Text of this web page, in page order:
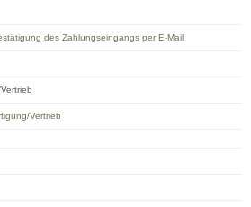
des Zahlungseingangs per E-Mail
Vertrieb